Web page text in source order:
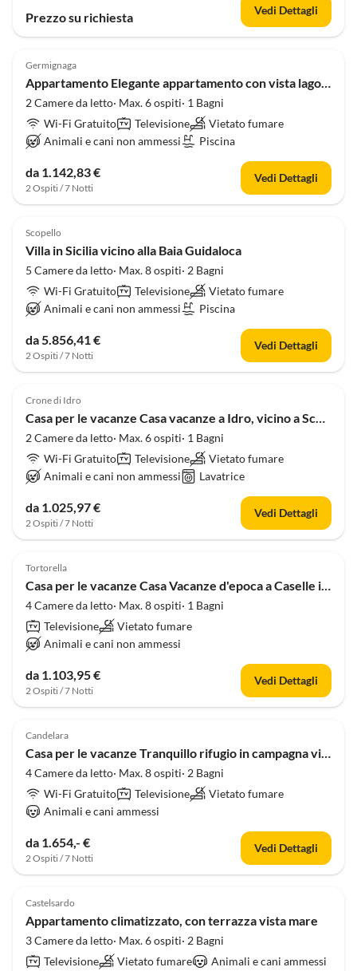
Prezzo su richiesta Vedi Dettagli
Germignaga
Appartamento Elegante appartamento con vista lago per 6 persone
2 Camere da letto· Max. 6 ospiti· 1 Bagni
Wi-Fi Gratuito
Televisione
Vietato fumare
Animali e cani non ammessi
Piscina
da 1.142,83 €
2 Ospiti / 7 Notti
Vedi Dettagli
Scopello
Villa in Sicilia vicino alla Baia Guidaloca
5 Camere da letto· Max. 8 ospiti· 2 Bagni
Wi-Fi Gratuito
Televisione
Vietato fumare
Animali e cani non ammessi
Piscina
da 5.856,41 €
2 Ospiti / 7 Notti
Vedi Dettagli
Crone di Idro
Casa per le vacanze Casa vacanze a Idro, vicino a Scenic Hills
2 Camere da letto· Max. 6 ospiti· 1 Bagni
Wi-Fi Gratuito
Televisione
Vietato fumare
Animali e cani non ammessi
Lavatrice
da 1.025,97 €
2 Ospiti / 7 Notti
Vedi Dettagli
Tortorella
Casa per le vacanze Casa Vacanze d'epoca a Caselle in Pittari
4 Camere da letto· Max. 8 ospiti· 1 Bagni
Televisione
Vietato fumare
Animali e cani non ammessi
da 1.103,95 €
2 Ospiti / 7 Notti
Vedi Dettagli
Candelara
Casa per le vacanze Tranquillo rifugio in campagna vicino a Pesaro
4 Camere da letto· Max. 8 ospiti· 2 Bagni
Wi-Fi Gratuito
Televisione
Vietato fumare
Animali e cani ammessi
da 1.654,- €
2 Ospiti / 7 Notti
Vedi Dettagli
Castelsardo
Appartamento climatizzato, con terrazza vista mare
3 Camere da letto· Max. 6 ospiti· 2 Bagni
Televisione
Vietato fumare
Animali e cani ammessi